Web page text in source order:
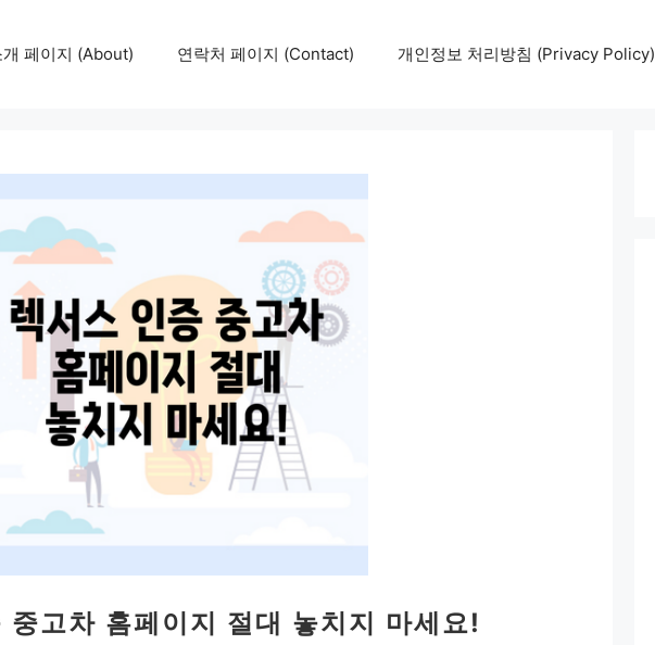
개 페이지 (About) 연락처 페이지 (Contact) 개인정보 처리방침 (Privacy Policy)
중고차 홈페이지 절대 놓치지 마세요!